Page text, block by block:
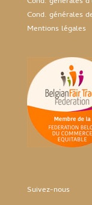
Cond. générales
Mentions légales
Suivez-nous